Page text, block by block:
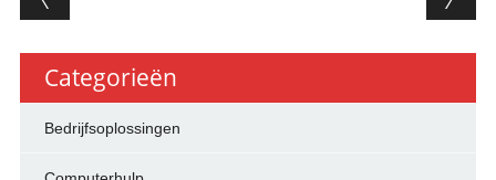
Categorieën
Bedrijfsoplossingen